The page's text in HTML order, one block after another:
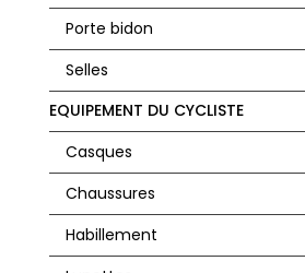
Porte bidon
Selles
EQUIPEMENT DU CYCLISTE
Casques
Chaussures
Habillement